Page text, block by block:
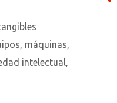
máquinas,
intelectual,